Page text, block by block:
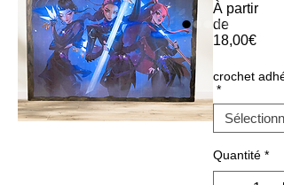
À partir
de
18,00€Prix
crochet
*
Quantité *